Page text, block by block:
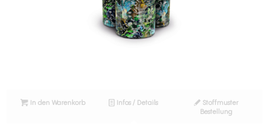
In den Warenkorb Infos / Details
Stoffmuster
Bestellung